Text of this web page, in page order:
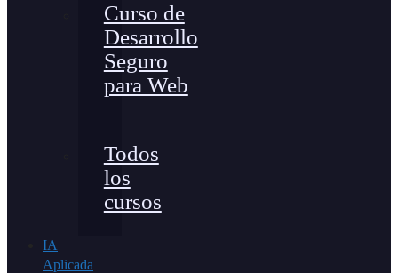
Curso de
Desarrollo
Seguro
para Web
Todos
los
cursos
IA
Aplicada